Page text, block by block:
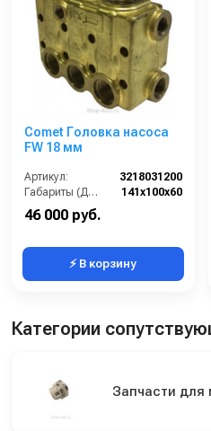
Comet Головка насоса
FW 18 мм
Артикул:
3218031200
Габариты (ДхШхВ):
141х100х60
46 000 руб.
⚡ В корзину
Категории
Запчасти для